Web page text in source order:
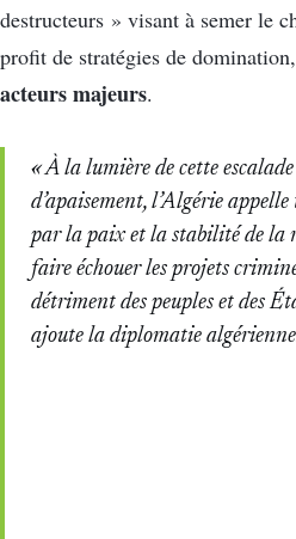
destructeurs » visant à semer le
profit de stratégies de
acteurs majeurs.
« À la lumière de cette
d’apaisement, l’Algérie
par la paix et la stabilité de la
faire échouer les projets
détriment des peuples et des
ajoute la diplomatie